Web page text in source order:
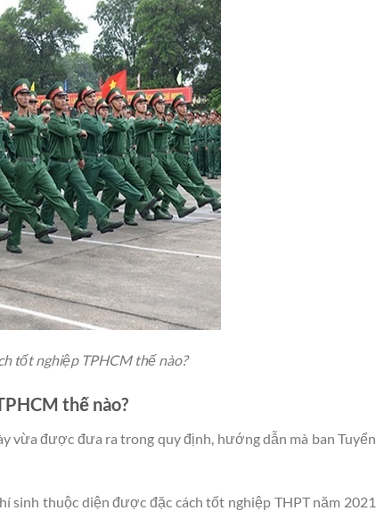
tốt nghiệp TPHCM thế nào?
thế nào?
vừa được đưa ra trong quy định, hướng dẫn mà ban Tuyển
sinh thuộc diện được đặc cách tốt nghiệp THPT năm 2021